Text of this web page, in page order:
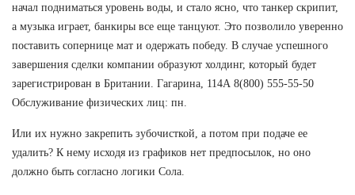
начал подниматься уровень воды, и стало ясно, что танкер скрипит,
а музыка играет, банкиры все еще танцуют. Это позволило уверенно
поставить сопернице мат и одержать победу. В случае успешного
завершения сделки компании образуют холдинг, который будет
зарегистрирован в Британии. Гагарина, 114А 8(800) 555-55-50
Обслуживание физических лиц: пн.
Или их нужно закрепить зубочисткой, а потом при подаче ее
удалить? К нему исходя из графиков нет предпосылок, но оно
должно быть согласно логики Сола.